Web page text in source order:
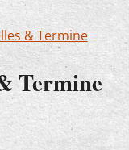
& Termine
Termine